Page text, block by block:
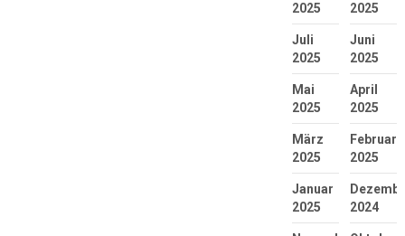
2025
2025
Juli
2025
Juni
2025
Mai
2025
April
2025
März
2025
Februar
2025
Januar
2025
2024